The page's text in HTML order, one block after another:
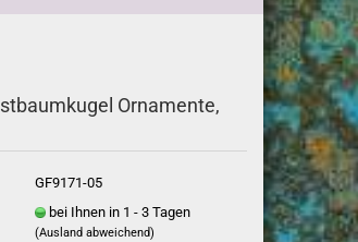
Ornamente,
GF9171-05
bei Ihnen in 1 - 3 Tagen
(Ausland abweichend)